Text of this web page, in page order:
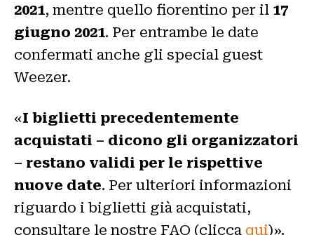
2021, mentre quello fiorentino per il 17
giugno 2021. Per entrambe le date
confermati anche gli special guest
Weezer.
«I biglietti precedentemente
acquistati – dicono gli organizzatori
– restano validi per le rispettive
nuove date. Per ulteriori informazioni
riguardo i biglietti già acquistati,
consultare le nostre FAQ (clicca qui)».